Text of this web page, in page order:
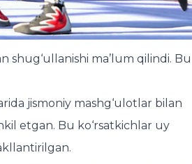
shug‘ullanishi ma’lum qilindi. Bu
jismoniy mashg‘ulotlar bilan
etgan. Bu ko‘rsatkichlar uy